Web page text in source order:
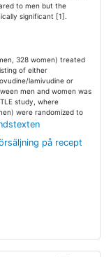
to men but the
significant [1].
328 women) treated
of either
lamivudine or
men and women was
study, where
were randomized to
på recept